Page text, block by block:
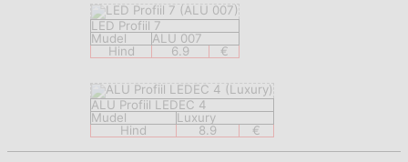
LED Profiil 7
Mudel
ALU 007
Hind
6.9 €
ALU Profiil LEDEC 4
Mudel
Luxury
Hind
8.9 €